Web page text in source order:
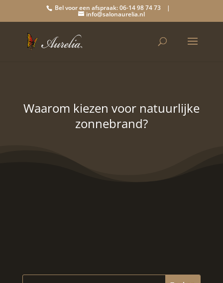
Bel voor een afspraak: 06-14 98 74 73 |
info@salonaurelia.nl
Waarom kiezen voor natuurlijke
zonnebrand?